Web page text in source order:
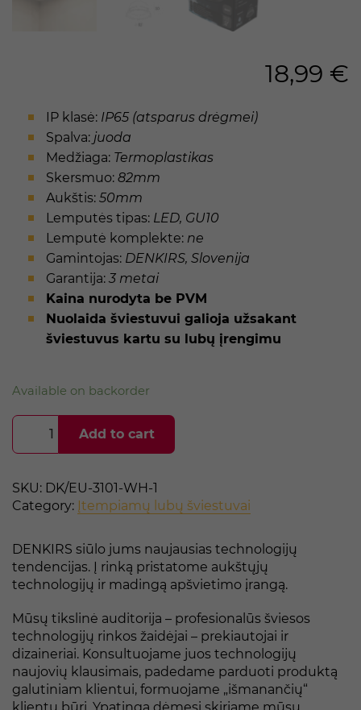
18,99 €
IP klasė: IP65 (atsparus drėgmei)
Spalva: juoda
Medžiaga: Termoplastikas
Skersmuo: 82mm
Aukštis: 50mm
Lemputės tipas: LED, GU10
Lemputė komplekte: ne
Gamintojas: DENKIRS, Slovenija
Garantija: 3 metai
Kaina nurodyta be PVM
Nuolaida šviestuvui galioja užsakant
šviestuvus kartu su lubų įrengimu
Available on backorder
Įleidžiamas
šviestuvas
DK/EU-
BK
quantity
Add to cart
SKU: DK/EU-3101-WH-1
Category: Įtempiamų lubų šviestuvai
DENKIRS siūlo jums naujausias technologijų
tendencijas. Į rinką pristatome aukštųjų
technologijų ir madingą apšvietimo įrangą.
Mūsų tikslinė auditorija – profesionalūs šviesos
technologijų rinkos žaidėjai – prekiautojai ir
dizaineriai. Konsultuojame juos technologijų
naujovių klausimais, padedame parduoti produktą
galutiniam klientui, formuojame „išmanančių“